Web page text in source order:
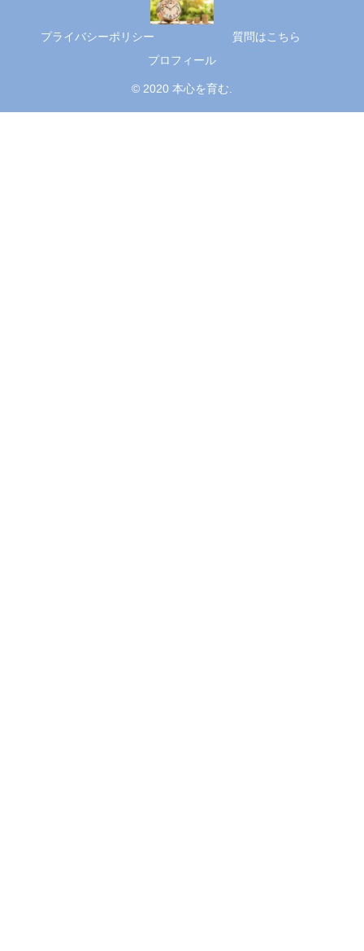
プライバシーポリシー
質問はこちら
プロフィール
© 2020 本心を育む.